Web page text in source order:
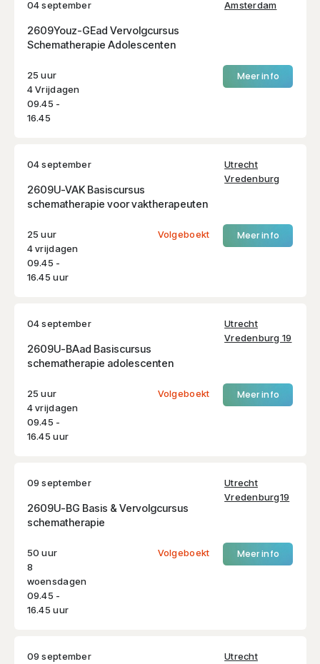
04 september Amsterdam
2609Youz-GEad Vervolgcursus
Schematherapie Adolescenten
25 uur
4 Vrijdagen
09.45 -
16.45
Meer info
04 september
Utrecht
Vredenburg
2609U-VAK Basiscursus
schematherapie voor vaktherapeuten
25 uur
4 vrijdagen
09.45 -
16.45 uur
Meer info
Volgeboekt
04 september
Utrecht
Vredenburg 19
2609U-BAad Basiscursus
schematherapie adolescenten
25 uur
4 vrijdagen
09.45 -
16.45 uur
Meer info
Volgeboekt
09 september
Utrecht
Vredenburg19
2609U-BG Basis & Vervolgcursus
schematherapie
50 uur
8
woensdagen
09.45 -
16.45 uur
Meer info
Volgeboekt
09 september
Utrecht